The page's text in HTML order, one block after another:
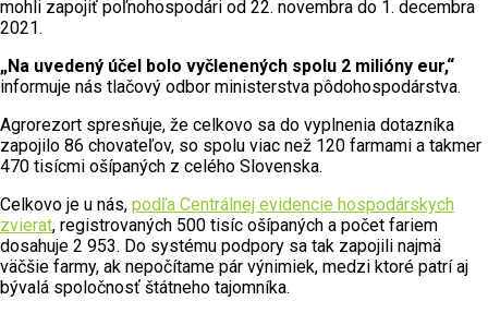
mohli zapojiť poľnohospodári od 22. novembra do 1. decembra
2021.
„Na uvedený účel bolo vyčlenených spolu 2 milióny eur,“
informuje nás tlačový odbor ministerstva pôdohospodárstva.
Agrorezort spresňuje, že celkovo sa do vyplnenia dotazníka
zapojilo 86 chovateľov, so spolu viac než 120 farmami a takmer
470 tisícmi ošípaných z celého Slovenska.
Celkovo je u nás, podľa Centrálnej evidencie hospodárskych
zvierat, registrovaných 500 tisíc ošípaných a počet fariem
dosahuje 2 953. Do systému podpory sa tak zapojili najmä
väčšie farmy, ak nepočítame pár výnimiek, medzi ktoré patrí aj
bývalá spoločnosť štátneho tajomníka.